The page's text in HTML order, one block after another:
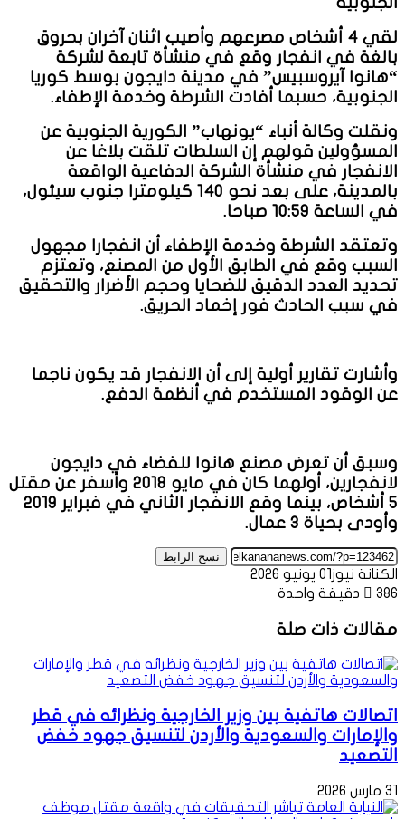
لقي 4 أشخاص مصرعهم وأصيب اثنان آخران بحروق
بالغة في انفجار وقع في منشأة تابعة لشركة
“هانوا آيروسبيس” في مدينة دايجون بوسط كوريا
الجنوبية، حسبما أفادت الشرطة وخدمة الإطفاء.
ونقلت وكالة أنباء “يونهاب” الكورية الجنوبية عن
المسؤولين قولهم إن السلطات تلقت بلاغا عن
الانفجار في منشأة الشركة الدفاعية الواقعة
بالمدينة، على بعد نحو 140 كيلومترا جنوب سيئول،
في الساعة 10:59 صباحا.
وتعتقد الشرطة وخدمة الإطفاء أن انفجارا مجهول
السبب وقع في الطابق الأول من المصنع، وتعتزم
تحديد العدد الدقيق للضحايا وحجم الأضرار والتحقيق
في سبب الحادث فور إخماد الحريق.
وأشارت تقارير أولية إلى أن الانفجار قد يكون ناجما
عن الوقود المستخدم في أنظمة الدفع.
وسبق أن تعرض مصنع هانوا للفضاء في دايجون
لانفجارين، أولهما كان في مايو 2018 وأسفر عن مقتل
5 أشخاص، بينما وقع الانفجار الثاني في فبراير 2019
وأودى بحياة 3 عمال.
نسخ الرابط
الكنانة نيوز01 يونيو 2026
386
دقيقة واحدة
مقالات ذات صلة
اتصالات هاتفية بين وزير الخارجية ونظرائه في قطر
والإمارات والسعودية والأردن لتنسيق جهود خفض
التصعيد
31 مارس 2026